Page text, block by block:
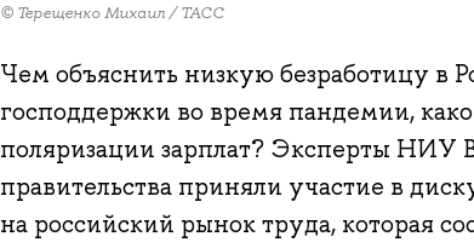
© Терещенко Михаил / ТАСС
Чем объяснить низкую безработицу в
господдержки во время пандемии,
поляризации зарплат? Эксперты
правительства приняли участие в
на российский рынок труда, которая